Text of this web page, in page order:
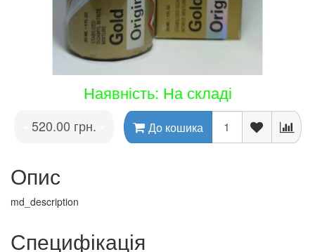
Наявність: На складі
520.00 грн. До кошика
Опис
md_description
Специфікація